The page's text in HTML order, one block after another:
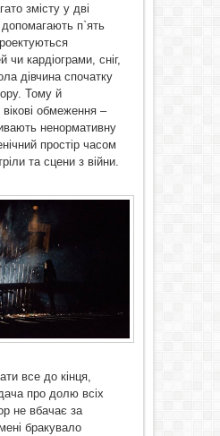
змісту у дві
п`ять
чи кардіограми, сніг,
дівчина спочатку
Тому й
обмеження –
ненормативну
простір часом
та сцени з війни.
все до кінця,
про долю всіх
не вбачає за
бракувало